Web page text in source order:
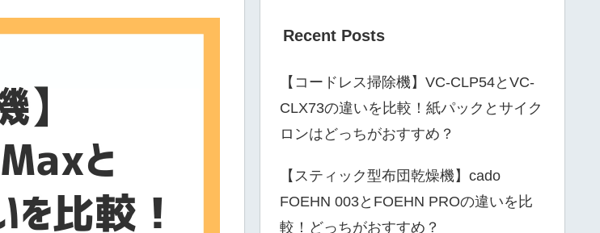
Recent Posts
【コードレス掃除機】VC-CLP54とVC-
CLX73の違いを比較！紙パックとサイク
ロンはどっちがおすすめ？
【スティック型布団乾燥機】cado
FOEHN 003とFOEHN PROの違いを比
較！どっちがおすすめ？